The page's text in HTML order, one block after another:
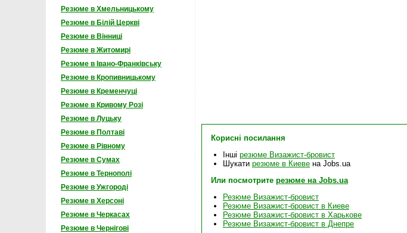
Резюме в Хмельницькому
Резюме в Білій Церкві
Резюме в Вінниці
Резюме в Житомирі
Резюме в Івано-Франківську
Резюме в Кропивницькому
Резюме в Кременчуці
Резюме в Кривому Розі
Резюме в Луцьку
Резюме в Полтаві
Резюме в Рівному
Резюме в Сумах
Резюме в Тернополі
Резюме в Ужгороді
Резюме в Херсоні
Резюме в Черкасах
Резюме в Чернігові
Корисні посилання
Інші резюме Визажист-бровист
Шукати резюме в Киеве на Jobs.ua
Или посмотрите резюме на Jobs.ua
Резюме Визажист-бровист
Резюме Визажист-бровист в Киеве
Резюме Визажист-бровист в Харькове
Резюме Визажист-бровист в Днепре